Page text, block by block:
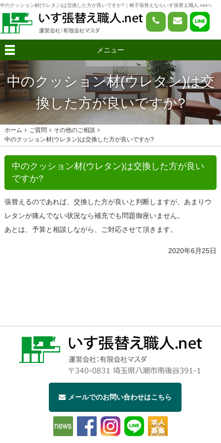
中のクッション材(ウレタン)は交換した方が良いですか?｜椅子張替えならいす張替え職人.netへ
メニュー
中のクッション材(ウレタン)は交
換した方が良いですか?
ホーム ご質問
その他のご相談
中のクッション材(ウレタン)は交換した方が良いですか?
中のクッション材(ウレタン)は交換した方が良い
ですか?
張替えるのであれば、交換した方が良いと判断しますが、あまりウ
レタンが痛んでない状況なら補充でも問題御座いません。
あとは、予算と相談しながら、ご対応させて頂きます。
2020年6月25日
メールでのお問い合わせはこちら